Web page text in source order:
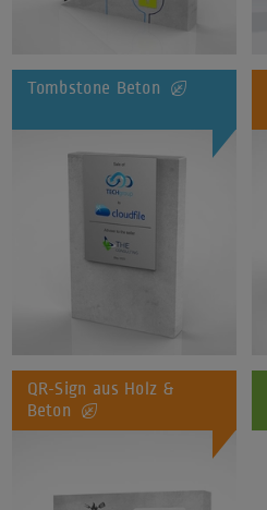
Tombstone Beton
QR-Sign aus Holz &
Beton